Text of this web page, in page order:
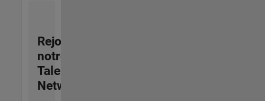
Rejoignez
notre
Talent
Network